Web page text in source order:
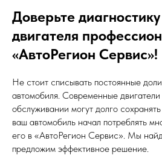
Доверьте
двигателя
«АвтоРегион Сервис»!
Не стоит списывать постоянные
автомобиля. Современные
обслуживании могут долго
ваш автомобиль начал потреблять
его в «АвтоРегион Сервис». Мы
предложим эффективное решение.